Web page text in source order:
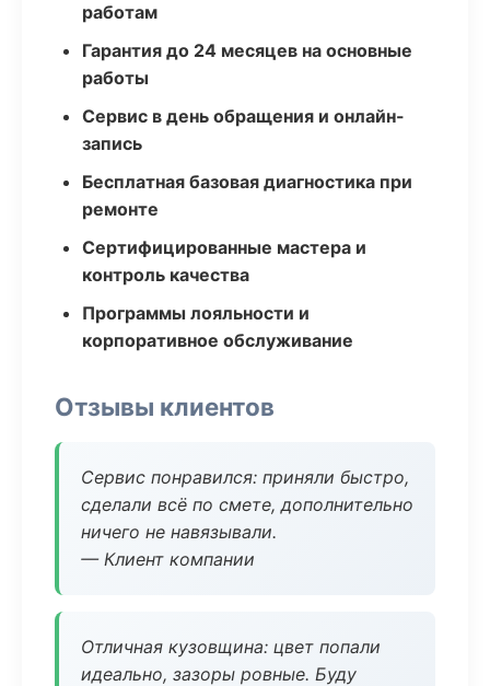
работам
Гарантия до 24 месяцев на основные
работы
Сервис в день обращения и онлайн-
запись
Бесплатная базовая диагностика при
ремонте
Сертифицированные мастера и
контроль качества
Программы лояльности и
корпоративное обслуживание
Отзывы клиентов
Сервис понравился: приняли быстро,
сделали всё по смете, дополнительно
ничего не навязывали.
— Клиент компании
Отличная кузовщина: цвет попали
идеально, зазоры ровные. Буду